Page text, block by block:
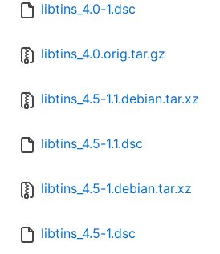
libtins_4.0-1.dsc
libtins_4.0.orig.tar.gz
libtins_4.5-1.1.debian.tar.xz
libtins_4.5-1.1.dsc
libtins_4.5-1.debian.tar.xz
libtins_4.5-1.dsc